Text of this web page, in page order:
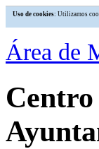
Uso de cookies: Utilizamos
Área de